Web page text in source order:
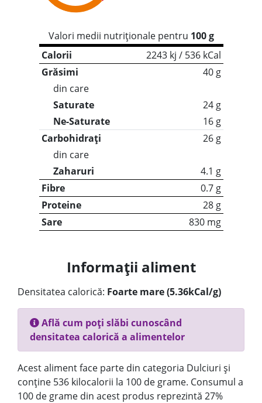
Valori medii nutriționale pentru 100 g
Calorii
2243 kj / 536 kCal
Grăsimi
40 g
din care
Saturate
24 g
Ne-Saturate
16 g
Carbohidrați
26 g
din care
Zaharuri
4.1 g
Fibre
0.7 g
Proteine
28 g
Sare
830 mg
Informații aliment
Densitatea calorică: Foarte mare (5.36kCal/g)
Află cum poți slăbi cunoscând
densitatea calorică a alimentelor
Acest aliment face parte din categoria Dulciuri și
conține 536 kilocalorii la 100 de grame. Consumul a
100 de grame din acest produs reprezintă 27%